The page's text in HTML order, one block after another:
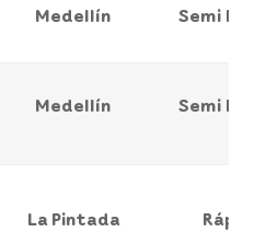
Medellín Semi
Medellín Semi
La Pintada Rápida